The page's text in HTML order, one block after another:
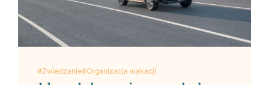
#Zwiedzanie#Organizacja wakacji